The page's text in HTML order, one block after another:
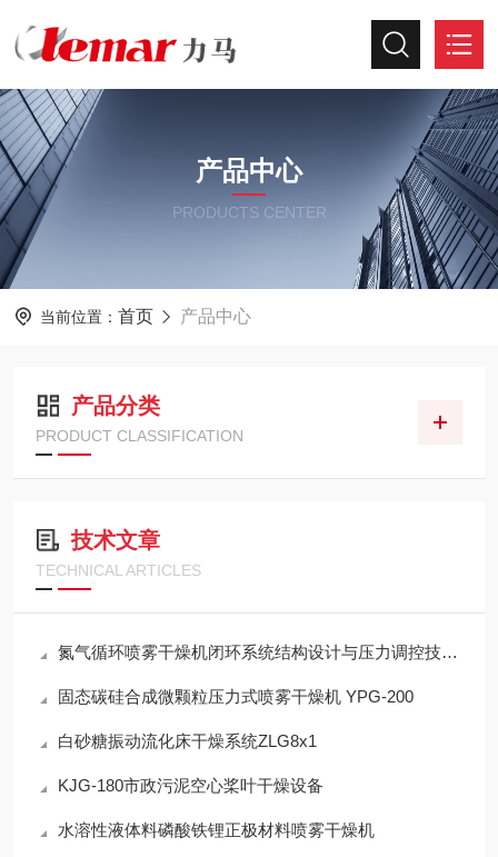
产品中心
PRODUCTS CENTER
当前位置： 首页 产品中心
产品分类
PRODUCT CLASSIFICATION
技术文章
TECHNICAL ARTICLES
氮气循环喷雾干燥机闭环系统结构设计与压力调控技术说明
固态碳硅合成微颗粒压力式喷雾干燥机 YPG-200
白砂糖振动流化床干燥系统ZLG8x1
KJG-180市政污泥空心桨叶干燥设备
水溶性液体料磷酸铁锂正极材料喷雾干燥机